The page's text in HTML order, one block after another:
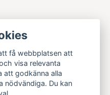
få webbplatsen att
visa relevanta
att godkänna alla
nödvändiga. Du kan